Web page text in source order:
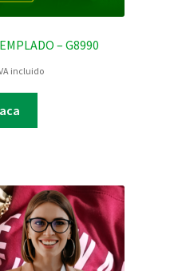
– G8990
incluido